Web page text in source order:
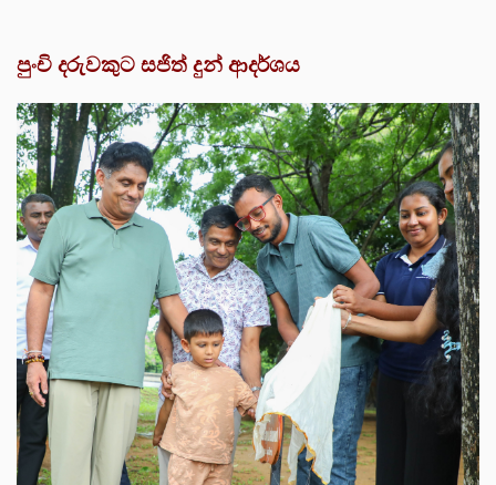
පුංචි දරුවකුට සජිත් දුන් ආදර්ශය